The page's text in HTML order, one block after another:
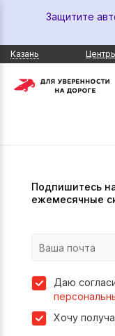
Защитите
Казань
Подпишитесь
ежемесячные
Даю
Хочу